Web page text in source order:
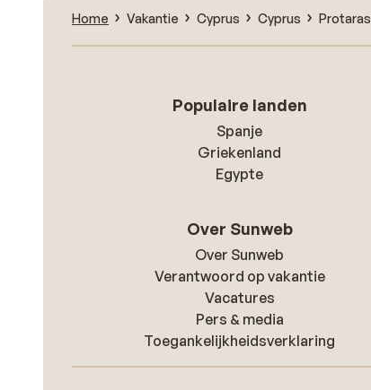
Home Vakantie Cyprus Cyprus Protaras
Populaire landen
Spanje
Griekenland
Egypte
Over Sunweb
Over Sunweb
Verantwoord op vakantie
Vacatures
Pers & media
Toegankelijkheidsverklaring